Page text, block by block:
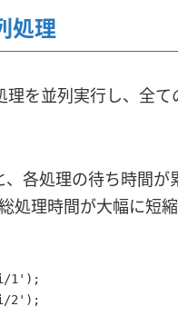
処理
を並列実行し、全
各処理の待ち時間
処理時間が大幅に短
1');
2');